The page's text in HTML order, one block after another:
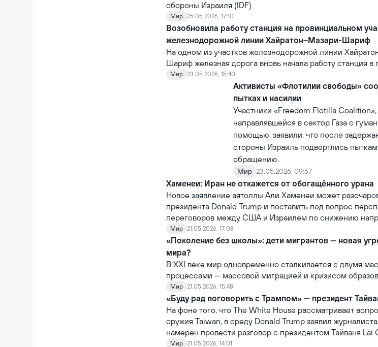
обороны Израиля (IDF)
Мир 25.05.2026, 17:10
Возобновила работу станция на провинциальном
железнодорожной линии Хайратон–Мазари-Шариф
На одном из участков железнодорожной линии
Шариф железная дорога вновь начала работу станция в
Общая стоимость проекта составляет 6,3 млн
рамках его реализации на станцию впервые прибыл
грузовой поезд, что стало первым практическим
возобновления её деятельности.
Мир 23.05.2026, 15:40
Активисты «Флотилии свободы»
пытках и насилии
Участники «Freedom Flotilla Coalition»,
направлявшейся в сектор Газа с
помощью, заявили, что после
стороны Израиль подверглись
обращению.
Мир 23.05.2026, 09:57
Хаменеи: Иран не откажется от обогащённого урана
Новое заявление аятоллы Али Хаменеи может
президента Donald Trump и поставить под вопрос
переговоров между США и Израилем по снижению
вокруг Ирана.
Мир 21.05.2026, 17:08
«Поколение без школы»: дети мигрантов — новая
мира?
В XXI веке мир одновременно сталкивается с двумя
процессами — массовой миграцией и кризисом
эти две проблемы пересекаются, наиболее уязвимыми
дети.
Мир 21.05.2026, 15:48
«Буду рад поговорить с Трампом» — президент
На фоне того, что The White House рассматривает
оружия Taiwan, в среду Donald Trump заявил
намерен провести разговор с президентом Тайваня Lai
Мир 21.05.2026, 14:01